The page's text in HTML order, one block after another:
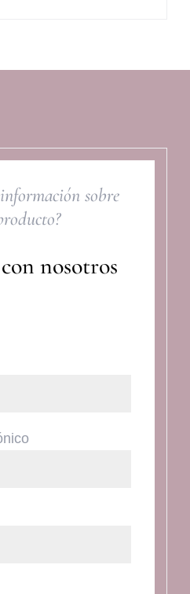
sobre
nosotros